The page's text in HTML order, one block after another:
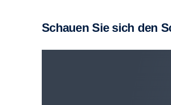
Schauen Sie sich den